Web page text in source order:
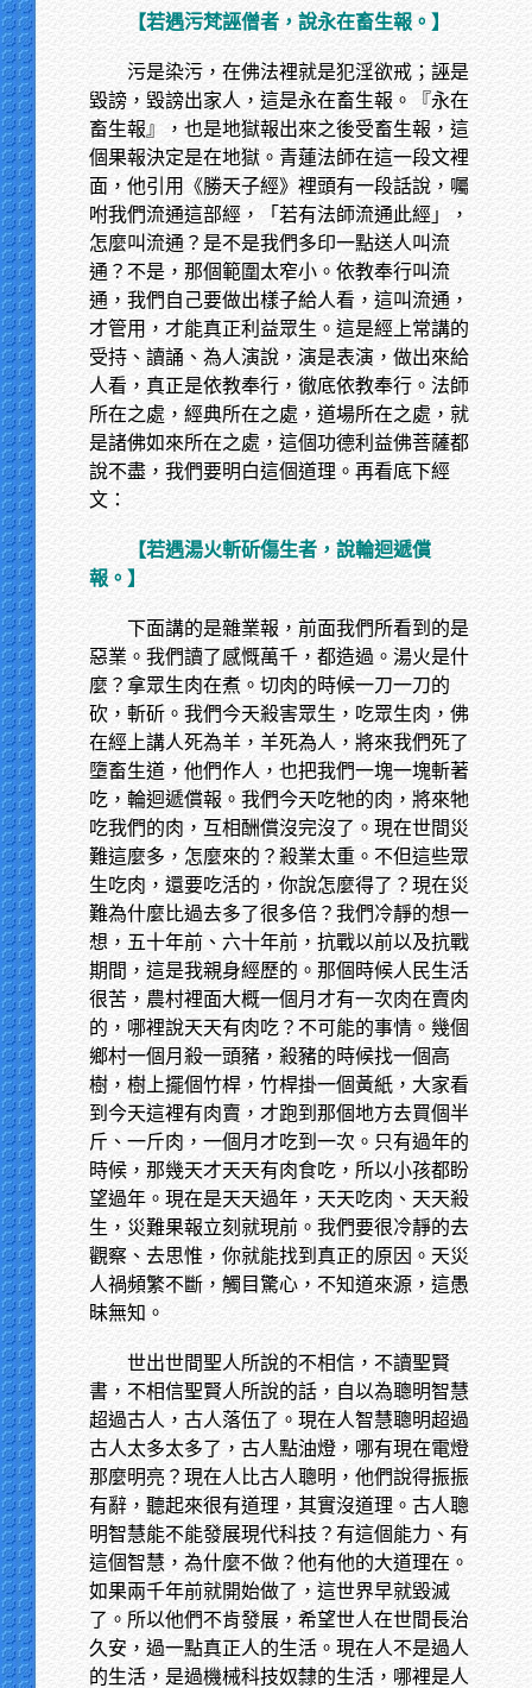
【若遇污梵誣僧者，說永在畜生報。】
污是染污，在佛法裡就是犯淫欲戒；誣是
毀謗，毀謗出家人，這是永在畜生報。『永在
畜生報』，也是地獄報出來之後受畜生報，這
個果報決定是在地獄。青蓮法師在這一段文裡
面，他引用《勝天子經》裡頭有一段話說，囑
咐我們流通這部經，「若有法師流通此經」，
怎麼叫流通？是不是我們多印一點送人叫流
通？不是，那個範圍太窄小。依教奉行叫流
通，我們自己要做出樣子給人看，這叫流通，
才管用，才能真正利益眾生。這是經上常講的
受持、讀誦、為人演說，演是表演，做出來給
人看，真正是依教奉行，徹底依教奉行。法師
所在之處，經典所在之處，道場所在之處，就
是諸佛如來所在之處，這個功德利益佛菩薩都
說不盡，我們要明白這個道理。再看底下經
文：
【若遇湯火斬斫傷生者，說輪迴遞償
報。】
下面講的是雜業報，前面我們所看到的是
惡業。我們讀了感慨萬千，都造過。湯火是什
麼？拿眾生肉在煮。切肉的時候一刀一刀的
砍，斬斫。我們今天殺害眾生，吃眾生肉，佛
在經上講人死為羊，羊死為人，將來我們死了
墮畜生道，他們作人，也把我們一塊一塊斬著
吃，輪迴遞償報。我們今天吃牠的肉，將來牠
吃我們的肉，互相酬償沒完沒了。現在世間災
難這麼多，怎麼來的？殺業太重。不但這些眾
生吃肉，還要吃活的，你說怎麼得了？現在災
難為什麼比過去多了很多倍？我們冷靜的想一
想，五十年前、六十年前，抗戰以前以及抗戰
期間，這是我親身經歷的。那個時候人民生活
很苦，農村裡面大概一個月才有一次肉在賣肉
的，哪裡說天天有肉吃？不可能的事情。幾個
鄉村一個月殺一頭豬，殺豬的時候找一個高
樹，樹上擺個竹桿，竹桿掛一個黃紙，大家看
到今天這裡有肉賣，才跑到那個地方去買個半
斤、一斤肉，一個月才吃到一次。只有過年的
時候，那幾天才天天有肉食吃，所以小孩都盼
望過年。現在是天天過年，天天吃肉、天天殺
生，災難果報立刻就現前。我們要很冷靜的去
觀察、去思惟，你就能找到真正的原因。天災
人禍頻繁不斷，觸目驚心，不知道來源，這愚
昧無知。
世出世間聖人所說的不相信，不讀聖賢
書，不相信聖賢人所說的話，自以為聰明智慧
超過古人，古人落伍了。現在人智慧聰明超過
古人太多太多了，古人點油燈，哪有現在電燈
那麼明亮？現在人比古人聰明，他們說得振振
有辭，聽起來很有道理，其實沒道理。古人聰
明智慧能不能發展現代科技？有這個能力、有
這個智慧，為什麼不做？他有他的大道理在。
如果兩千年前就開始做了，這世界早就毀滅
了。所以他們不肯發展，希望世人在世間長治
久安，過一點真正人的生活。現在人不是過人
的生活，是過機械科技奴隸的生活，哪裡是人